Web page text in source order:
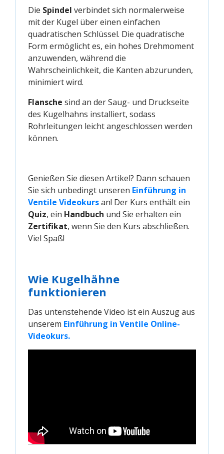
Die Spindel verbindet sich normalerweise
mit der Kugel über einen einfachen
quadratischen Schlüssel. Die quadratische
Form ermöglicht es, ein hohes Drehmoment
anzuwenden, während die
Wahrscheinlichkeit, die Kanten abzurunden,
minimiert wird.
Flansche sind an der Saug- und Druckseite
des Kugelhahns installiert, sodass
Rohrleitungen leicht angeschlossen werden
können.
Genießen Sie diesen Artikel? Dann schauen
Sie sich unbedingt unseren Einführung in
Ventile Videokursan! Der Kurs enthält ein
Quiz, ein Handbuch und Sie erhalten ein
Zertifikat, wenn Sie den Kurs abschließen.
Viel Spaß!
Wie Kugelhähne
funktionieren
Das untenstehende Video ist ein Auszug aus
unserem Einführung in Ventile Online-
Videokurs.